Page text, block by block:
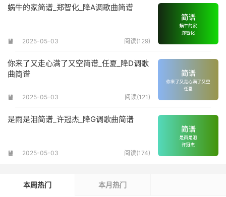
蜗牛的家简谱_郑智化_降A调歌曲简谱
 2025-05-03 阅读(129)
你来了又走心满了又空简谱_任夏_降D调歌
曲简谱
 2025-05-03 阅读(121)
是雨是泪简谱_许冠杰_降G调歌曲简谱
 2025-05-03 阅读(174)
本周热门 本月热门